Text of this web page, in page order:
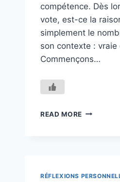
compétence. Dès
vote, est-ce la
simplement le
son contexte : vraie
Commençons…
READ MORE LA
RÉFLEXIONS